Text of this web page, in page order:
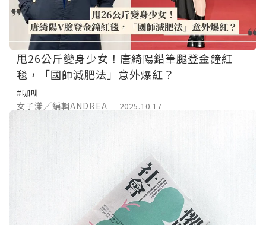
甩26公斤變身少女！唐綺陽鉛筆腿登金鐘紅
毯，「國師減肥法」意外爆紅？
#咖啡
女子漾／編輯ANDREA
2025.10.17